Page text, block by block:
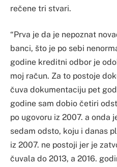
rečene tri stvari.
“Prva je da je nepoznat
banci, što je po sebi
godine kreditni odbor je
moj račun. Za to postoje
čuva dokumentaciju pet
godine sam dobio četiri
po ugovoru iz 2007. a onda
sedam odsto, koju i danas
iz 2007. ne postoji jer je
čuvala do 2013, a 2016.